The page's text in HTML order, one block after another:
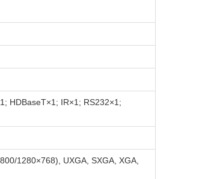
HDBaseT×1; IR×1; RS232×1;
1280×768), UXGA, SXGA, XGA,